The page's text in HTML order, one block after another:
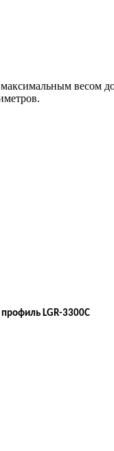
весом
LGR-3300C